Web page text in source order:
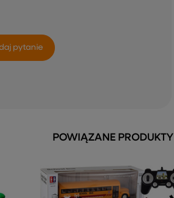
pytanie
POWIĄZANE PRODUKTY